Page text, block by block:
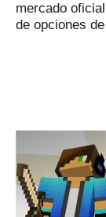
mercado
de opciones